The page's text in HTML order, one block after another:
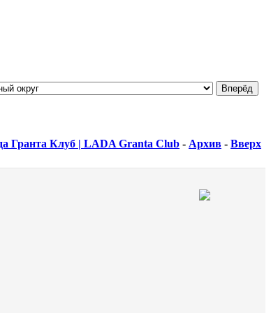
Гранта Клуб | LADA Granta Club - Архив - Вверх